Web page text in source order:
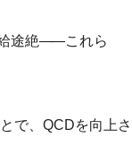
途絶——これら
で、QCDを向上さ